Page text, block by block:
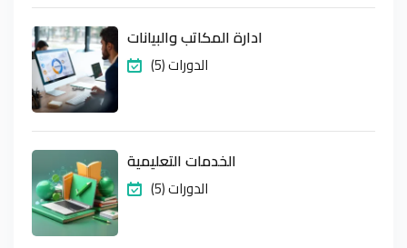
ادارة المكاتب والبيانات
(5) الدورات
الخدمات التعليمية
(5) الدورات